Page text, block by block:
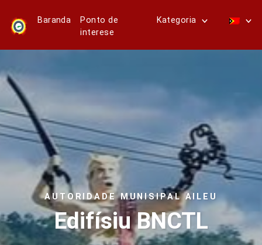
Baranda
Ponto de
interese
Kategoria
AUTORIDADE MUNISIPAL AILEU
Edifísiu BNCTL